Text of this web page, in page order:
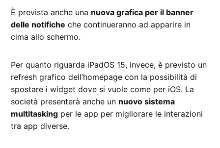
È prevista anche una nuova grafica per il banner
delle notifiche che continueranno ad apparire in
cima allo schermo.
Per quanto riguarda iPadOS 15, invece, è previsto un
refresh grafico dell’homepage con la possibilità di
spostare i widget dove si vuole come per iOS. La
società presenterà anche un nuovo sistema
multitasking per le app per migliorare le interazioni
tra app diverse.